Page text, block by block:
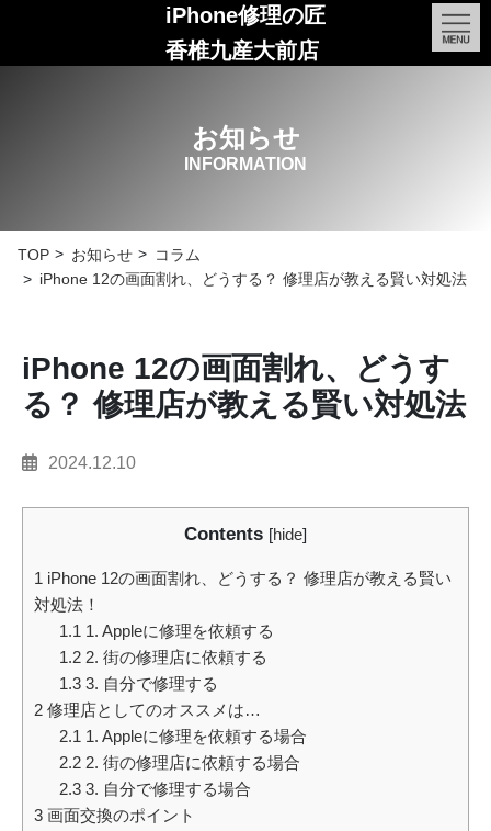
iPhone修理の匠
香椎九産大前店
お知らせ
INFORMATION
TOP お知らせ
コラム
iPhone 12の画面割れ、どうする？ 修理店が教える賢い対処法
iPhone 12の画面割れ、どうす
る？ 修理店が教える賢い対処法
2024.12.10
Contents [hide]
1 iPhone 12の画面割れ、どうする？ 修理店が教える賢い
対処法！
1.11. Appleに修理を依頼する
1.22. 街の修理店に依頼する
1.33. 自分で修理する
2 修理店としてのオススメは…
2.11. Appleに修理を依頼する場合
2.22. 街の修理店に依頼する場合
2.33. 自分で修理する場合
3 画面交換のポイント